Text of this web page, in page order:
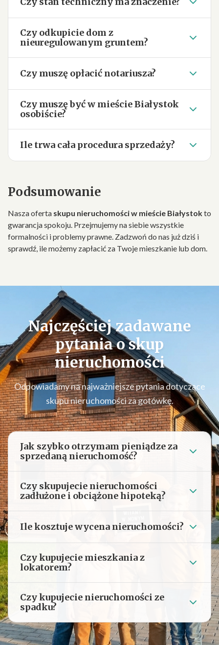
Czy odkupicie dom z
nieuregulowanym gruntem?
Czy muszę opłacić notariusza?
Czy muszę być w mieście Białystok
osobiście?
Ile trwa cała procedura sprzedaży?
Podsumowanie
Nasza oferta skupu nieruchomości w mieście Białystokto
gwarancja spokoju. Przejmujemy na siebie wszystkie
formalności i problemy prawne. Zadzwoń do nas już dziś i
sprawdź, ile możemy zapłacić za Twoje mieszkanie lub dom.
Najczęściej zadawane
pytania oskup
nieruchomości
Odpowiadamy na najważniejsze pytania dotyczące
skupu nieruchomości za gotówkę.
Jak szybko otrzymam pieniądze za
sprzedaną nieruchomość?
Czy skupujecie nieruchomości
zadłużone i obciążone hipoteką?
Ile kosztuje wycena nieruchomości?
Czy kupujecie mieszkania z
lokatorem?
Czy kupujecie nieruchomości ze
spadku?